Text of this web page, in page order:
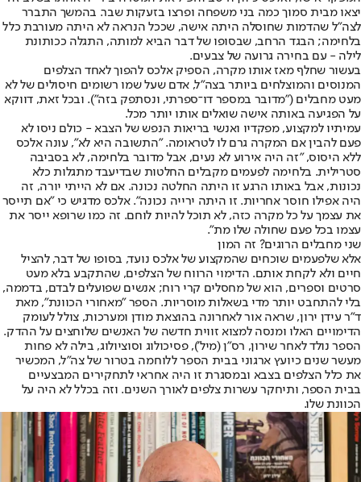
יצאו מבית סמוך כמה בני משפחה ופרצו בזעקות שבר. בהמשך התברר
לצה"ל שהדמות שחוסלה היתה אישה, שככל הנראה לא היתה מעורבת כלל
בלחימה; הבגד הרחב, שבסופו של דבר הביא למותה, התגלה ככותונת
לילה - עם בחירה גרועה של צבעים.
בעשור שחלף מאז אותו מקרה, הספיק אלכס להפוך לאחד הצלפים
המנוסים והמוצלחים ביותר בצה"ל, אדם שעל שמו רשומים חיסולים של לא
מעט מחבלים ("מדובר במספר דו־ספרתי, ונסתפק בזה"). ובכל זאת, דווקא
על הפגיעה באותה אישה שואלים אותו יותר מכל.
עמיתיו למקצוע, מפקדיו ואנשי בריאות הנפש של הצבא - כולם ניסו לא
פעם להבין אם המקרה גרם לו לטראומה. "התשובה היא לא", עונה אלכס
ללא היסוס, "זה היה אירוע לא נעים, אבל מדובר בלחימה, לא בסביבה
סטרילית. בלחימה לפעמים מקבלים החלטות שבדיעבד מתגלות כלא
נכונות, אבל באותו הרגע זו היתה החלטה נכונה. אם לא הייתי יורה, זה
היה אפילו חוסר אחריות. זו היתה ירייה נכונה". אלכס מדגיש כי "אם תייסר
את עצמך על כל מקרה כזה, לא תוכל להיות לוחם. זה כמו שרופא ייסר את
עצמו בכל פעם שחולה שלו מת".
שני מחבלים הרוגים? זה המון
אלא שלפעמים שוכחים שהמקצוע של אלכס נועד, בסופו של דבר, להציל
חיים ולא לקחת אותם. הדימוי הרווח של הצלפים, שהתקבע בלא מעט
סרטים וספרים, הוא של מחסלים קרי רוח; אנשים שפועלים לבדם, בדממה,
בלי להתחבט יותר מדי בשאלות מוסריות. הספר "מאחורי הכוונת", מאת
ד"ר עידן ירון, שראה אור לאחרונה בהוצאת מודן ומערכות, צולל לעומק
הדימויים האלו ומנסה למצוא זווית חדשה של האנשים שלוחצים על ההדק.
הספר נולד לאחר שירון, רס"ן (מיל'), פסיכולוג וסוציולוג, בילה לא פחות
מעשר שנים כיועץ ארגוני בבית הספר ללוחמה בטרור של צה"ל, המכשיר
את כלל הצלפים בצבא ובמסגרת זו היה אחראי לתחקירים המבצעיים
בבית הספר, ותיחקר עשרות צלפים לאורך השנים. וזה בכלל לא היה על
הכוונת שלו.